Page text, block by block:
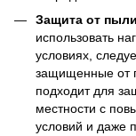
Защита от
использовать
условиях,
защищенные от
подходит для
местности с
условий и даже